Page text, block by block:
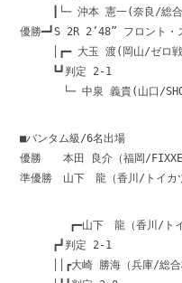
┃└─ 沖本 憲一(奈良/総合格
優勝━┛S 2R 2’48” フロント・
│┏━ 大玉 渡(岡山/ゼロ戦
┗┛判定 2-1
└─ 中泉 義貴(山口/
■バンタム級/6名出場
優勝 本田 良介（福岡/
準優勝 山下 龍（香川/トイカツ
┏━山下 龍（香川/トイカ
┏┛判定 2-1
││┏大崎 勝海（兵庫/総合